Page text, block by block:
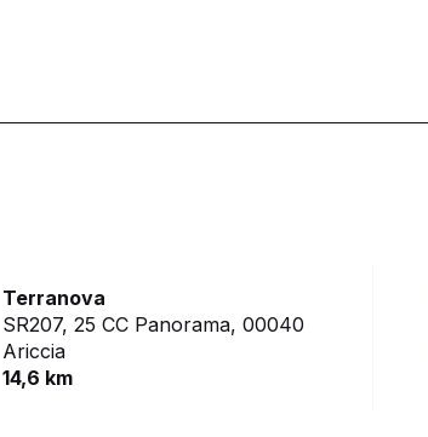
Terranova
SR207, 25 CC Panorama, 00040
Ariccia
14,6 km